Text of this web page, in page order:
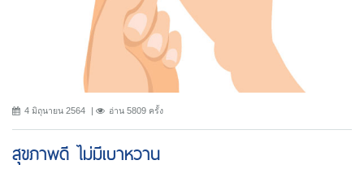
4 มิถุนายน 2564 อ่าน 5809 ครั้ง
สุขภาพดี ไม่มีเบาหวาน